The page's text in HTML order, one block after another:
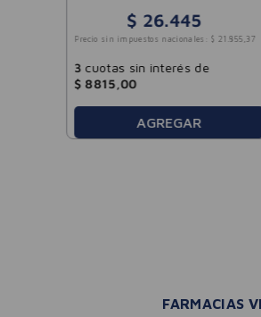
$ 26.445
Precio sin impuestos nacionales: $ 21 .855 , 37
3 cuotas sin interés de
$ 8815,00
AGREGAR
FARMACIAS